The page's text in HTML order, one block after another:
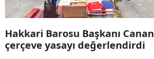
Hakkari Barosu Başkanı Canan
çerçeve yasayı değerlendirdi